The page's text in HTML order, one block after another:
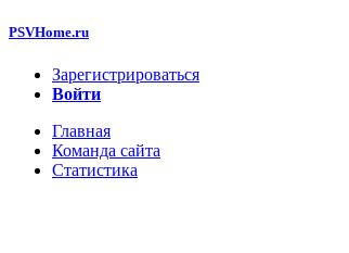
PSVHome.ru
Зарегистрироваться
Войти
Главная
Команда сайта
Статистика